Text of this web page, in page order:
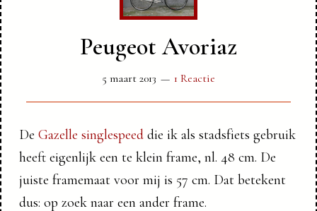
Peugeot Avoriaz
5 maart 2013 1 Reactie
De Gazelle singlespeed die ik als stadsfiets gebruik
heeft eigenlijk een te klein frame, nl. 48 cm. De
juiste framemaat voor mij is 57 cm. Dat betekent
dus: op zoek naar een ander frame.